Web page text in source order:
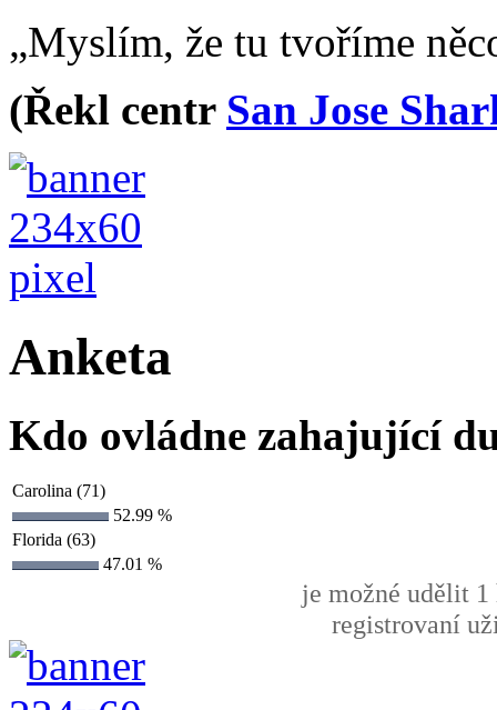
„Myslím, že tu tvoříme
(Řekl centr San Jose
Anketa
Kdo ovládne zahajující
Carolina (71)
52.99 %
Florida (63)
47.01 %
je možné udělit 1
registrovaní